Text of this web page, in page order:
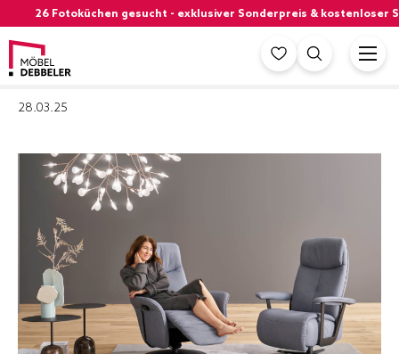
26 Fotoküchen gesucht - exklusiver Sonderpreis & kostenloser
28.03.25